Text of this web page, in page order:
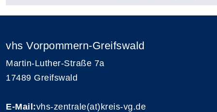
vhs Vorpommern-Greifswald
Martin-Luther-Straße 7a
17489 Greifswald
E-Mail:vhs-zentrale(at)kreis-vg.de